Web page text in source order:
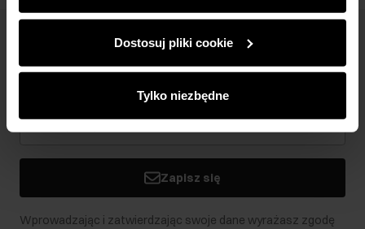
najnowszych promocjach w e-sklepie. Informacje o tym,
partnerom społecznościowym, reklamowym i
analitycznym. Partnerzy mogą połączyć te informacje z
podczas korzystania z ich usług.
Dostosuj pliki cookie
Tylko niezbędne
Newsletter
Bądź na bieżąco z nowościami i promocjami!
Zapisz się
Wprowadzając i zatwierdzając swoje dane wyrażasz zgodę